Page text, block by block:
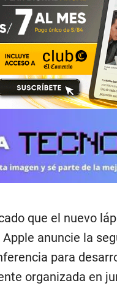
que el nuevo
Apple anuncie la
para
organizada en